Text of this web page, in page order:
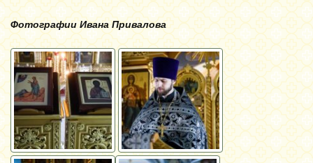
Фотографии Ивана Привалова